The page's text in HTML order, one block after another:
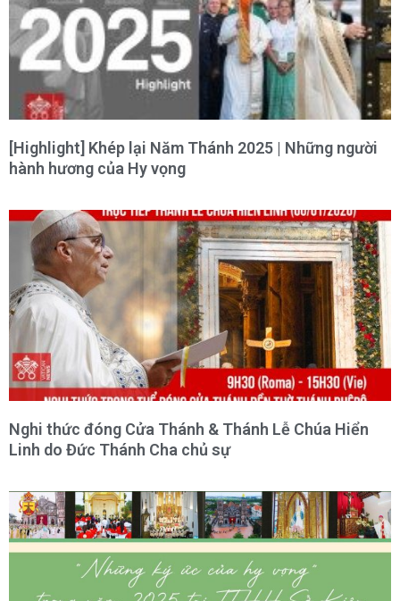
[Highlight] Khép lại Năm Thánh 2025 | Những người
hành hương của Hy vọng
Nghi thức đóng Cửa Thánh & Thánh Lễ Chúa Hiển
Linh do Đức Thánh Cha chủ sự